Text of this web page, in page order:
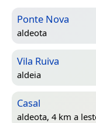
Ponte Nova
aldeota
Vila Ruiva
aldeia
Casal
aldeota, 4 km a